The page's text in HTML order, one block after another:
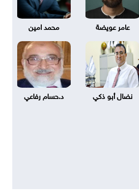
عامر عويضة محمد امين
نضال أبو ذكي د.حسام رفاعي